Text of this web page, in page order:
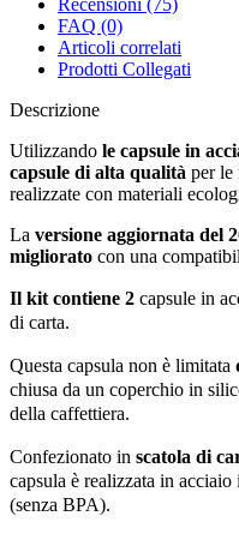
FAQ (0)
Articoli correlati
Prodotti Collegati
Descrizione
Utilizzando le capsule in
capsule di alta qualità per le
realizzate con materiali
La versione aggiornata del
migliorato con una
Il kit contiene 2 capsule in
di carta.
Questa capsula non è limitata
chiusa da un coperchio in
della caffettiera.
Confezionato in scatola di
capsula è realizzata in
(senza BPA).